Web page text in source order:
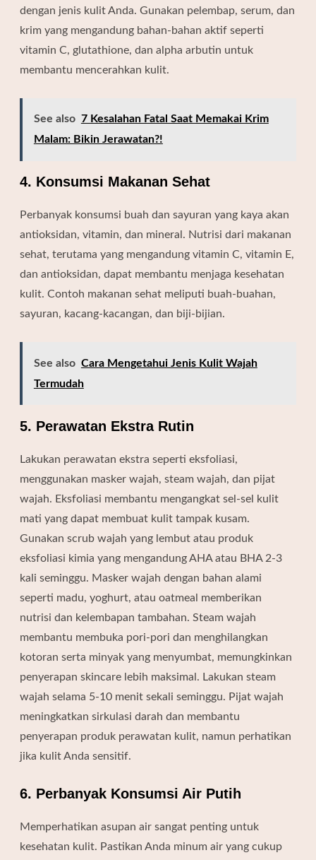
dengan jenis kulit Anda. Gunakan pelembap, serum, dan
krim yang mengandung bahan-bahan aktif seperti
vitamin C, glutathione, dan alpha arbutin untuk
membantu mencerahkan kulit.
See also 7 Kesalahan Fatal Saat Memakai Krim
Malam: Bikin Jerawatan?!
4. Konsumsi Makanan Sehat
Perbanyak konsumsi buah dan sayuran yang kaya akan
antioksidan, vitamin, dan mineral. Nutrisi dari makanan
sehat, terutama yang mengandung vitamin C, vitamin E,
dan antioksidan, dapat membantu menjaga kesehatan
kulit. Contoh makanan sehat meliputi buah-buahan,
sayuran, kacang-kacangan, dan biji-bijian.
See also Cara Mengetahui Jenis Kulit Wajah
Termudah
5. Perawatan Ekstra Rutin
Lakukan perawatan ekstra seperti eksfoliasi,
menggunakan masker wajah, steam wajah, dan pijat
wajah. Eksfoliasi membantu mengangkat sel-sel kulit
mati yang dapat membuat kulit tampak kusam.
Gunakan scrub wajah yang lembut atau produk
eksfoliasi kimia yang mengandung AHA atau BHA 2-3
kali seminggu. Masker wajah dengan bahan alami
seperti madu, yoghurt, atau oatmeal memberikan
nutrisi dan kelembapan tambahan. Steam wajah
membantu membuka pori-pori dan menghilangkan
kotoran serta minyak yang menyumbat, memungkinkan
penyerapan skincare lebih maksimal. Lakukan steam
wajah selama 5-10 menit sekali seminggu. Pijat wajah
meningkatkan sirkulasi darah dan membantu
penyerapan produk perawatan kulit, namun perhatikan
jika kulit Anda sensitif.
6. Perbanyak Konsumsi Air Putih
Memperhatikan asupan air sangat penting untuk
kesehatan kulit. Pastikan Anda minum air yang cukup